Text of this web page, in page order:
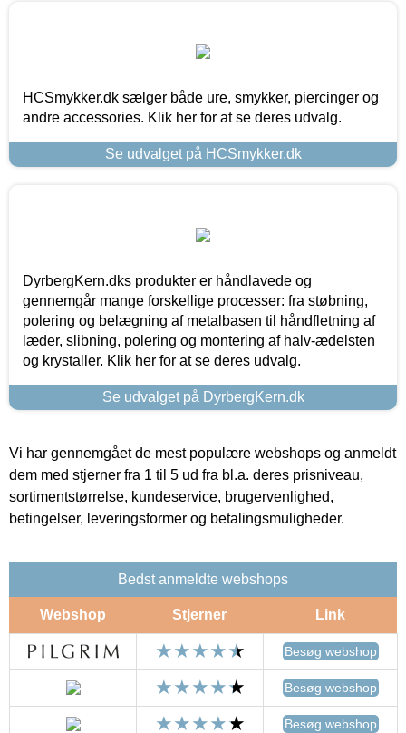
HCSmykker.dk sælger både ure, smykker, piercinger og
andre accessories. Klik her for at se deres udvalg.
Se udvalget på HCSmykker.dk
DyrbergKern.dks produkter er håndlavede og
gennemgår mange forskellige processer: fra støbning,
polering og belægning af metalbasen til håndfletning af
læder, slibning, polering og montering af halv-ædelsten
og krystaller. Klik her for at se deres udvalg.
Se udvalget på DyrbergKern.dk
Vi har gennemgået de mest populære webshops og anmeldt
dem med stjerner fra 1 til 5 ud fra bl.a. deres prisniveau,
sortimentstørrelse, kundeservice, brugervenlighed,
betingelser, leveringsformer og betalingsmuligheder.
Bedst anmeldte webshops
Webshop Stjerner Link
Besøg webshop
Besøg webshop
Besøg webshop